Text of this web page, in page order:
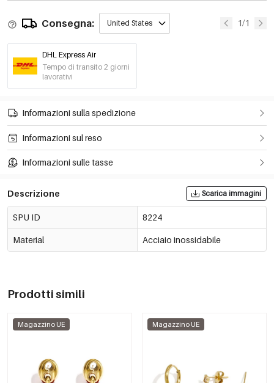
Consegna: United States 1/1
DHL Express Air
Tempo di transito 2 giorni
lavorativi
Informazioni sulla spedizione
Informazioni sul reso
Informazioni sulle tasse
Descrizione Scarica immagini
SPU ID 8224
Material Acciaio inossidabile
Prodotti simili
Magazzino UE Magazzino UE